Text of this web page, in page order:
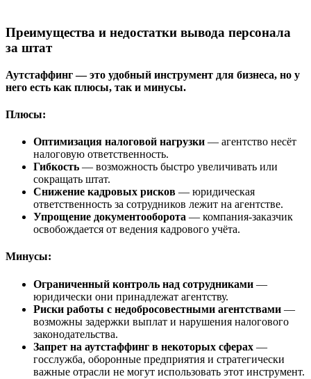
Преимущества и недостатки вывода персонала
за штат
Аутстаффинг — это удобный инструмент для бизнеса, но у
него есть как плюсы, так и минусы.
Плюсы:
Оптимизация налоговой нагрузки — агентство несёт
налоговую ответственность.
Гибкость — возможность быстро увеличивать или
сокращать штат.
Снижение кадровых рисков — юридическая
ответственность за сотрудников лежит на агентстве.
Упрощение документооборота — компания-заказчик
освобождается от ведения кадрового учёта.
Минусы:
Ограниченный контроль над сотрудниками —
юридически они принадлежат агентству.
Риски работы с недобросовестными агентствами —
возможны задержки выплат и нарушения налогового
законодательства.
Запрет на аутстаффинг в некоторых сферах —
госслужба, оборонные предприятия и стратегически
важные отрасли не могут использовать этот инструмент.